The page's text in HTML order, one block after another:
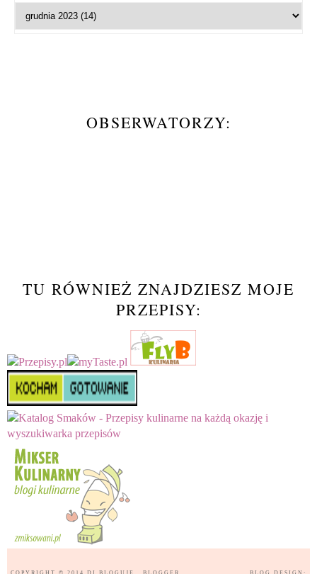
OBSERWATORZY:
TU RÓWNIEŻ ZNAJDZIESZ MOJE
PRZEPISY: